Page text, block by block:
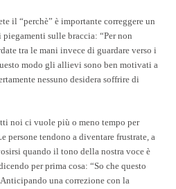
il “perchè” è importante correggere un
piegamenti sulle braccia: “Per non
tra le mani invece di guardare verso i
modo gli allievi sono ben motivati a
nessuno desidera soffrire di
noi ci vuole più o meno tempo per
persone tendono a diventare frustrate, a
quando il tono della nostra voce è
per prima cosa: “So che questo
una correzione con la